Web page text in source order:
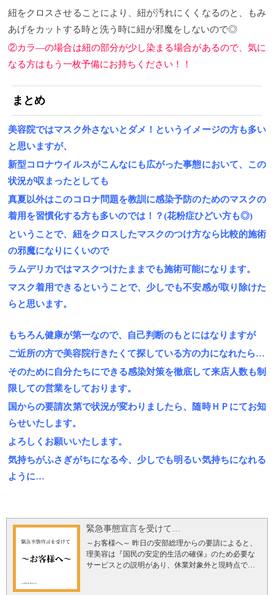
紐をクロスさせることにより、紐が汚れにくくなるのと、もみ
あげをカットする時と洗う時に紐が邪魔をしないので◎
②カラ―の場合は紐の部分が少し染まる場合があるので、気に
なる方はもう一枚予備にお持ちください！！
まとめ
美容院ではマスク外さないとダメ！というイメージの方も多い
と思いますが、
新型コロナウイルスがこんなにも広がった事態において、この
状況が収まったとしても
真夏以外はこのコロナ問題を教訓に感染予防のためのマスクの
着用を習慣化する方も多いのでは！？(花粉症ひどい方も◎)
ということで、紐をクロスしたマスクのつけ方なら比較的施術
の邪魔になりにくいので
ラムデリカではマスクつけたままでも施術可能になります。
マスク着用できるということで、少しでも不安感が取り除けた
らと思います。
もちろん健康が第一なので、自己判断のもとにはなりますが
ご近所の方で美容院行きたくて探している方の力になれたら…
そのために自分たちにできる感染対策を徹底して来店人数も制
限しての営業をしております。
国からの要請次第で状況が変わりましたら、随時ＨＰにてお知
らせいたします。
よろしくお願いいたします。
気持ちがふさぎがちになる今、少しでも明るい気持ちになれる
ように…
緊急事態宣言を受けて…
～お客様へ～ 昨日の安部総理からの要請によると、
理美容は『国民の安定的生活の確保』のため必要な
サービスとの説明があり、休業対象外と現時点では